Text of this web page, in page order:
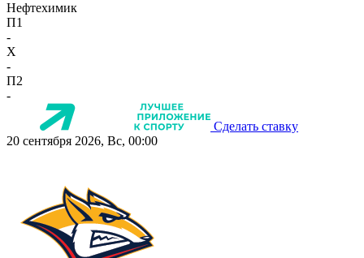
Нефтехимик
П1
-
X
-
П2
-
Сделать ставку
20 сентября 2026, Вс, 00:00